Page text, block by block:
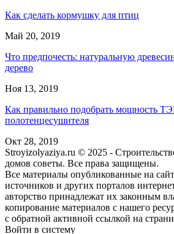
Как сделать кормушку для птиц
Май 20, 2019
Что предпочесть: натуральную
дерево
Ноя 13, 2019
Как правильно подобрать мощность
полотенцесушителя
Окт 28, 2019
Stroyizolyaziya.ru © 2025 -
домов советы. Все права защищены.
Все материалы опубликованные на
источников и других порталов
авторство принадлежат их законным
копирование материалов с нашего
с обратной активной ссылкой на
Войти в систему